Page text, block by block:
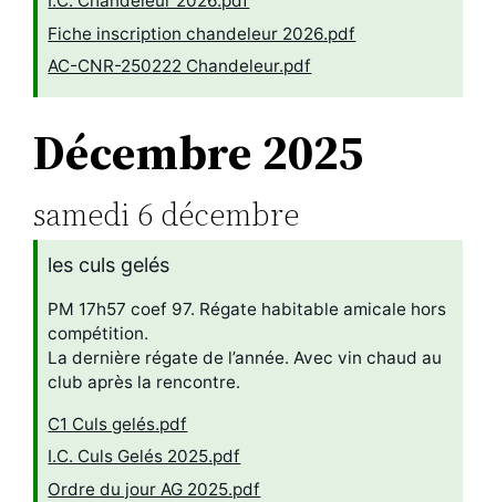
Fiche inscription chandeleur 2026.pdf
AC-CNR-250222 Chandeleur.pdf
Décembre 2025
samedi 6 décembre
les culs gelés
PM 17h57 coef 97. Régate habitable amicale hors
compétition.
La dernière régate de l’année. Avec vin chaud au
club après la rencontre.
C1 Culs gelés.pdf
I.C. Culs Gelés 2025.pdf
Ordre du jour AG 2025.pdf